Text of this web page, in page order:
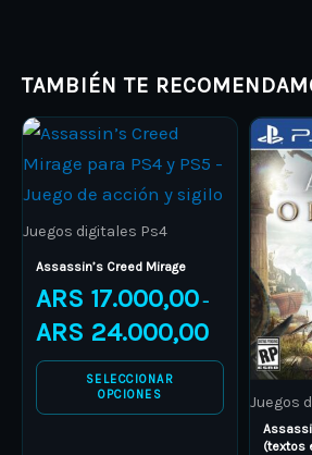
TAMBIÉN TE
Juegos digitales Ps4
Assassin’s Creed Mirage
ARS 17.000,00 –
ARS 24.000,00
Price
ARS 17.000,00
through
ARS 24.000,00
SELECCIONAR
OPCIONES
This
product
has
multiple
The
may
chosen
Juegos
(textos
This
has
The
options
may
be
chosen
on